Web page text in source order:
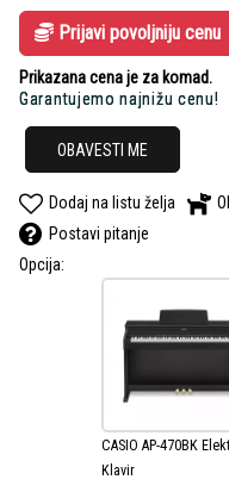
Prijavi povoljniju cenu
Prikazana cena je za komad.
Garantujemo najnižu cenu!
OBAVESTI ME
Dodaj na listu želja
Postavi pitanje
Opcija:
CASIO AP-470BK
Klavir